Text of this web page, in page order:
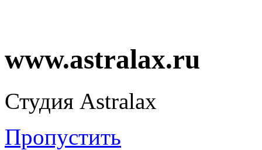
www.astralax.ru
Студия Astralax
Пропустить